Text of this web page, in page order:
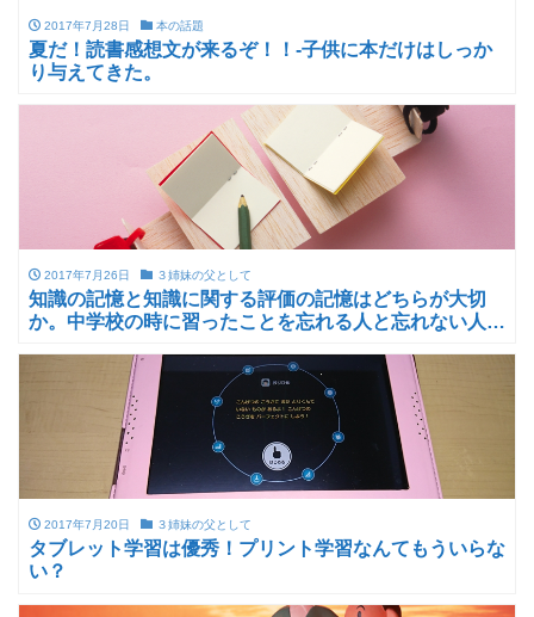
2017年7月28日 本の話題
夏だ！読書感想文が来るぞ！！-子供に本だけはしっか
り与えてきた。
2017年7月26日 ３姉妹の父として
知識の記憶と知識に関する評価の記憶はどちらが大切
か。中学校の時に習ったことを忘れる人と忘れない人が
2017年7月20日 ３姉妹の父として
タブレット学習は優秀！プリント学習なんてもういらな
い？